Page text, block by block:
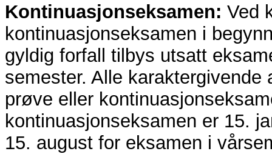
Kontinuasjonseksamen: Ved
kontinuasjonseksamen i
gyldig forfall tilbys utsatt
semester. Alle
prøve eller
kontinuasjonseksamen er 15.
15. august for eksamen i